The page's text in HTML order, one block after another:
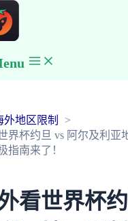
外地区限制
界杯约旦 vs 阿尔及利亚
指南来了！
看世界杯